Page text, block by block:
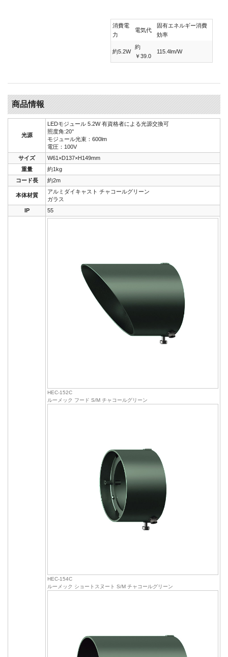
消費電
力
電気代
固有エネルギー消費
効率
約5.2W
約
￥39.0
115.4lm/W
商品情報
光源
LEDモジュール 5.2W 有資格者による光源交換可
照度角:20°
モジュール光束：600lm
電圧：100V
サイズ
W61×D137×H149mm
重量
約1kg
コード長
約2m
本体材質
アルミダイキャスト チャコールグリーン
ガラス
IP
55
HEC-152C
ルーメック フード S/M チャコールグリーン
HEC-154C
ルーメック ショートスヌート S/M チャコールグリーン